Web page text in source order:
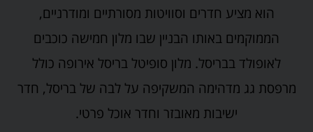
הוא מציע חדרים וסוויטות מסורתיים ומודרניים,
הממוקמים באותו הבניין שבו מלון חמישה כוכבים
לאופולד בבריסל. מלון סופיטל בריסל אירופה כולל
מרפסת גג מדהימה המשקיפה על לבה של בריסל, חדר
ישיבות מאובזר וחדר אוכל פרטי.